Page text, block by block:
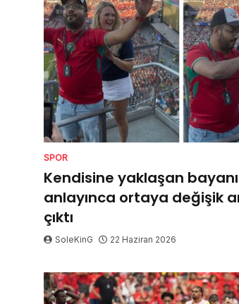
SPOR
Kendisine yaklaşan bayanı
anlayınca ortaya değişik
çıktı
SoleKinG 22 Haziran 2026